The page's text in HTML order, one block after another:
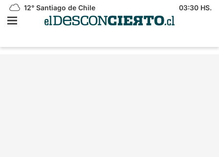
12° Santiago de Chile 03:30 HS.